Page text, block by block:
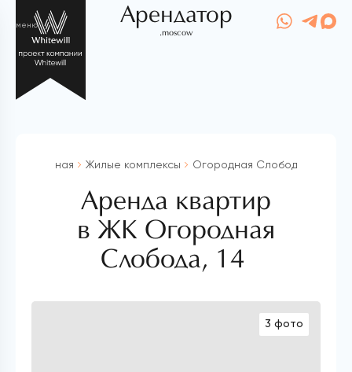
меню Арендатор
.moscow
Главная Жилые комплексы Огородная Слобода, 14
Аренда квартир
в ЖК Огородная
Слобода, 14
3 фото